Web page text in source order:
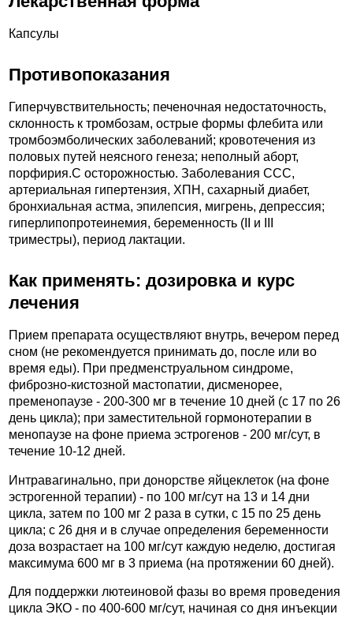
Капсулы
Противопоказания
Гиперчувствительность; печеночная недостаточность,
склонность к тромбозам, острые формы флебита или
тромбоэмболических заболеваний; кровотечения из
половых путей неясного генеза; неполный аборт,
порфирия.C осторожностью. Заболевания ССС,
артериальная гипертензия, ХПН, сахарный диабет,
бронхиальная астма, эпилепсия, мигрень, депрессия;
гиперлипопротеинемия, беременность (II и III
триместры), период лактации.
Как применять: дозировка и курс
лечения
Прием препарата осуществляют внутрь, вечером перед
сном (не рекомендуется принимать до, после или во
время еды). При предменструальном синдроме,
фиброзно-кистозной мастопатии, дисменорее,
пременопаузе - 200-300 мг в течение 10 дней (с 17 по 26
день цикла); при заместительной гормонотерапии в
менопаузе на фоне приема эстрогенов - 200 мг/сут, в
течение 10-12 дней.
Интравагинально, при донорстве яйцеклеток (на фоне
эстрогенной терапии) - по 100 мг/сут на 13 и 14 дни
цикла, затем по 100 мг 2 раза в сутки, с 15 по 25 день
цикла; с 26 дня и в случае определения беременности
доза возрастает на 100 мг/сут каждую неделю, достигая
максимума 600 мг в 3 приема (на протяжении 60 дней).
Для поддержки лютеиновой фазы во время проведения
цикла ЭКО - по 400-600 мг/сут, начиная со дня инъекции